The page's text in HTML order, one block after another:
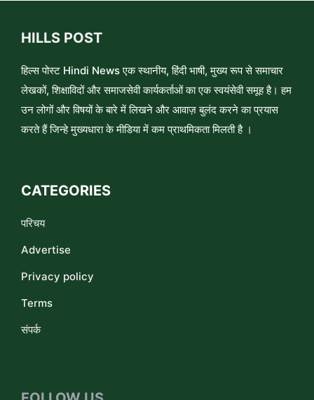
HILLS POST
हिल्स पोस्ट Hindi News एक स्थानीय, हिंदी भाषी, मुख्य रूप से समाचार
लेखकों, शिक्षाविदों और समाजसेवी कार्यकर्ताओं का एक स्वयंसेवी समूह है। हम
उन लोगों और विषयों के बारे में लिखने और आवाज़ बुलंद करने का प्रयास
करते हैं जिन्हे मुख्यधारा के मीडिया में कम प्राथमिकता मिलती है ।
CATEGORIES
परिचय
Advertise
Privacy policy
Terms
संपर्क